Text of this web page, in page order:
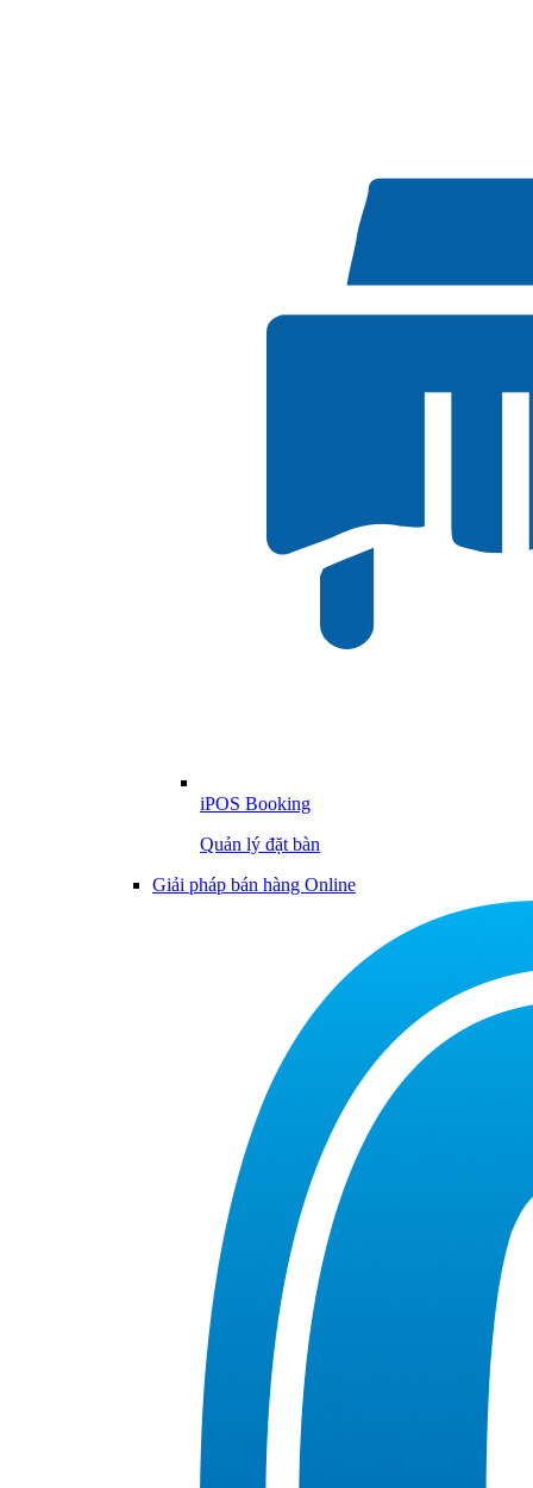
iPOS Booking
Quản lý đặt bàn
Giải pháp bán hàng Online